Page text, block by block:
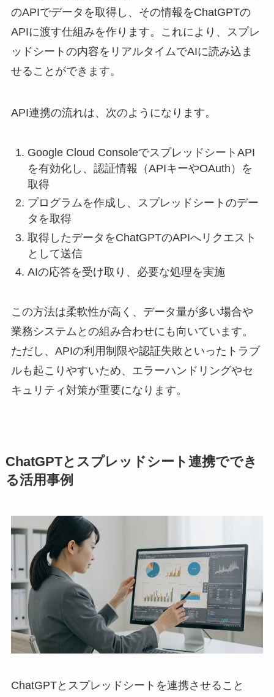
のAPIでデータを取得し、その情報をChatGPTの
APIに渡す仕組みを作ります。これにより、スプレ
ッドシートの内容をリアルタイムでAIに読み込ま
せることができます。
API連携の流れは、次のようになります。
Google Cloud ConsoleでスプレッドシートAPI
を有効化し、認証情報（APIキーやOAuth）を
取得
プログラムを作成し、スプレッドシートのデー
タを取得
取得したデータをChatGPTのAPIへリクエスト
として送信
AIの応答を受け取り、必要な処理を実施
この方法は柔軟性が高く、データ量が多い場合や
業務システムとの組み合わせにも向いています。
ただし、APIの利用制限や認証失敗といったトラブ
ルも起こりやすいため、エラーハンドリングやセ
キュリティ対策が重要になります。
ChatGPTとスプレッドシート連携ででき
る活用事例
ChatGPTとスプレッドシートを連携させること